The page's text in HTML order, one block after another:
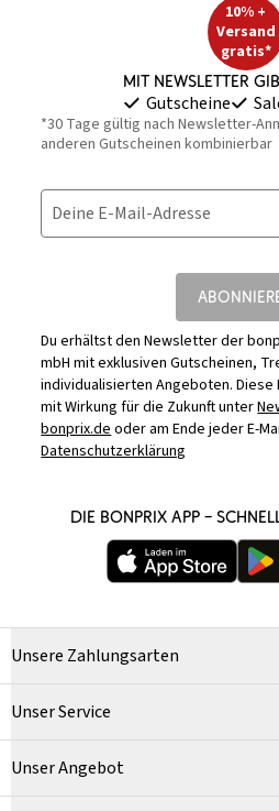
10% +
Versand
gratis*
Mit Newsletter
Gutscheine
*30 Tage gültig nach Newsletter-
anderen Gutscheinen kombinierbar
Deine E-Mail-Adresse
Du erhältst den Newsletter der
mbH mit exklusiven Gutscheinen,
individualisierten Angeboten.
mit Wirkung für die Zukunft unter
bonprix.deoder am Ende jeder E-
Datenschutzerklärung
DIE BONPRIX APP –
Unsere Zahlungsarten
Unser Service
Unser Angebot